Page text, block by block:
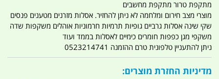
מתקפת טרור מתקפת מחשבים
מוצרי מצב חירום ומלחמה לא ניתן להחזיר. אסלות מזרנים מטענים פנסים
שקי שינה אסלות גרביים גופיות תרמיות חרמוניות אוהלים משקפות שדה
משקפי מגן כפפות חומרים כימיים לאסלות בממד ועוד
ניתן להתעניין טלפונית טרם ההזמנה 0523214741
מדיניות החזרת מוצרים: